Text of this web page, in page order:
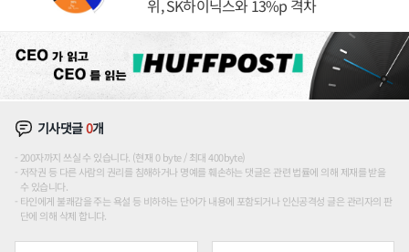
위, SK하이닉스와 13%p 격차
기사댓글0개
200자까지 쓰실 수 있습니다. (현재 0 byte / 최대 400byte)
저작권 등 다른 사람의 권리를 침해하거나 명예를 훼손하는 댓글은 관련 법률에 의해 제재를 받을
수 있습니다.
타인에게 불쾌감을 주는 욕설 등 비하하는 단어가 내용에 포함되거나 인신공격성 글은 관리자의 판
단에 의해 삭제 합니다.